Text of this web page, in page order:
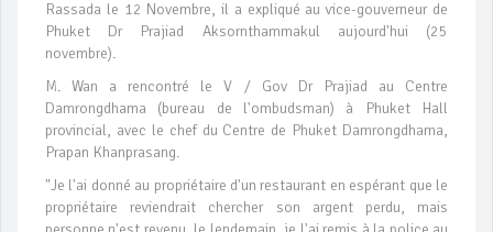
Rassada le 12 Novembre, il a expliqué au vice-gouverneur de
Phuket Dr Prajiad Aksornthammakul aujourd'hui (25
novembre).
M. Wan a rencontré le V / Gov Dr Prajiad au Centre
Damrongdhama (bureau de l'ombudsman) à Phuket Hall
provincial, avec le chef du Centre de Phuket Damrongdhama,
Prapan Khanprasang.
"Je l'ai donné au propriétaire d'un restaurant en espérant que le
propriétaire reviendrait chercher son argent perdu, mais